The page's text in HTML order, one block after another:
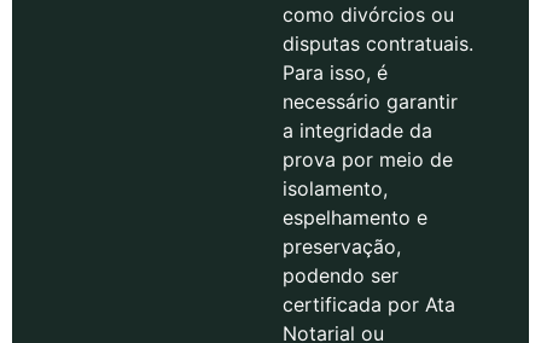
como divórcios ou
disputas contratuais.
Para isso, é
necessário garantir
a integridade da
prova por meio de
isolamento,
espelhamento e
preservação,
podendo ser
certificada por Ata
Notarial ou